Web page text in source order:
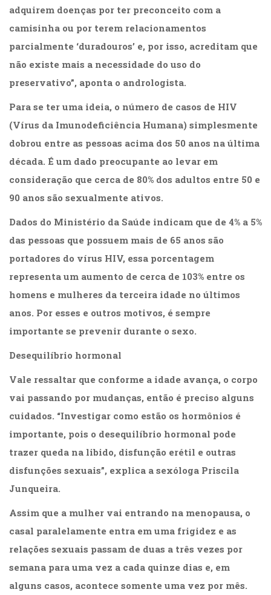
adquirem doenças por ter preconceito com a
camisinha ou por terem relacionamentos
parcialmente ‘duradouros’ e, por isso, acreditam que
não existe mais a necessidade do uso do
preservativo”, aponta o andrologista.
Para se ter uma ideia, o número de casos de HIV
(Vírus da Imunodeficiência Humana) simplesmente
dobrou entre as pessoas acima dos 50 anos na última
década. É um dado preocupante ao levar em
consideração que cerca de 80% dos adultos entre 50 e
90 anos são sexualmente ativos.
Dados do Ministério da Saúde indicam que de 4% a 5%
das pessoas que possuem mais de 65 anos são
portadores do vírus HIV, essa porcentagem
representa um aumento de cerca de 103% entre os
homens e mulheres da terceira idade no últimos
anos. Por esses e outros motivos, é sempre
importante se prevenir durante o sexo.
Desequilíbrio hormonal
Vale ressaltar que conforme a idade avança, o corpo
vai passando por mudanças, então é preciso alguns
cuidados. “Investigar como estão os hormônios é
importante, pois o desequilíbrio hormonal pode
trazer queda na libido, disfunção erétil e outras
disfunções sexuais”, explica a sexóloga Priscila
Junqueira.
Assim que a mulher vai entrando na menopausa, o
casal paralelamente entra em uma frigidez e as
relações sexuais passam de duas a três vezes por
semana para uma vez a cada quinze dias e, em
alguns casos, acontece somente uma vez por mês.